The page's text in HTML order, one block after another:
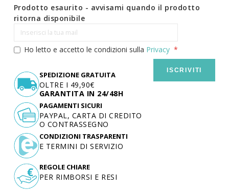
Prodotto esaurito - avvisami quando il prodotto
ritorna disponibile
Ho letto e accetto le condizioni sulla Privacy
ISCRIVITI
SPEDIZIONE GRATUITA
OLTRE I 49,90€
GARANTITA IN 24/48H
PAGAMENTI SICURI
PAYPAL, CARTA DI CREDITO
O CONTRASSEGNO
CONDIZIONI TRASPARENTI
E TERMINI DI SERVIZIO
REGOLE CHIARE
PER RIMBORSI E RESI